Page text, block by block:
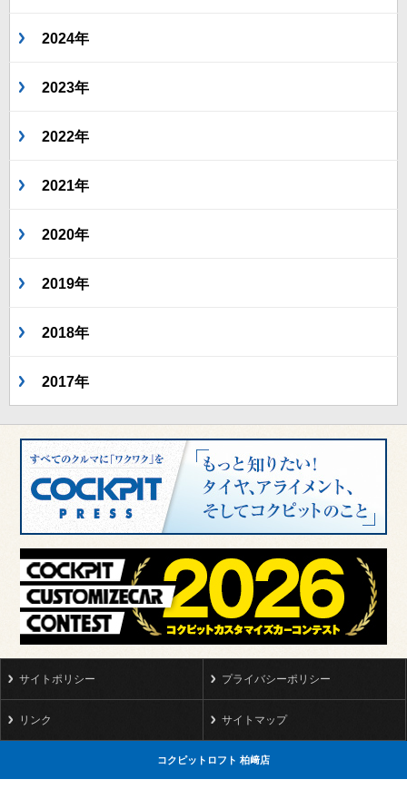
2024年
2023年
2022年
2021年
2020年
2019年
2018年
2017年
サイトポリシー プライバシーポリシー
リンク サイトマップ
コクピットロフト 柏﨑店